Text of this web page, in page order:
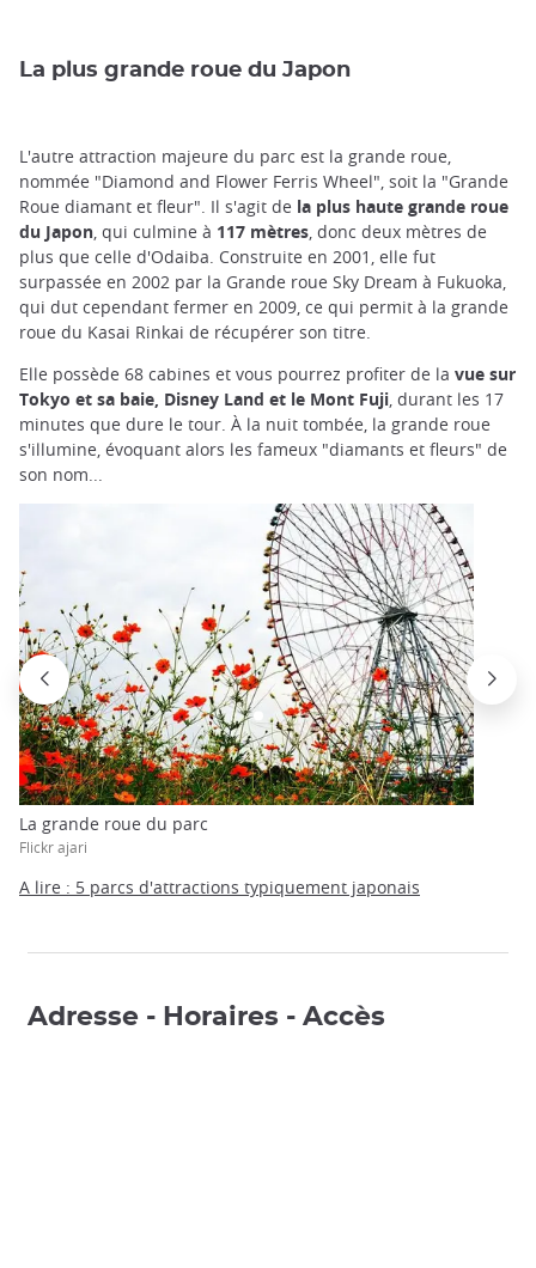
La plus grande roue du Japon
L'autre attraction majeure du parc est la grande roue,
nommée "Diamond and Flower Ferris Wheel", soit la "Grande
Roue diamant et fleur". Il s'agit de la plus haute grande roue
du Japon , qui culmine à 117 mètres , donc deux mètres de
plus que celle d'Odaiba. Construite en 2001, elle fut
surpassée en 2002 par la Grande roue Sky Dream à Fukuoka,
qui dut cependant fermer en 2009, ce qui permit à la grande
roue du Kasai Rinkai de récupérer son titre.
Elle possède 68 cabines et vous pourrez profiter de la vue sur
Tokyo et sa baie, Disney Land et le Mont Fuji , durant les 17
minutes que dure le tour. À la nuit tombée, la grande roue
s'illumine, évoquant alors les fameux "diamants et fleurs" de
son nom...
La grande roue du parc
Flickr ajari
A lire : 5 parcs d'attractions typiquement japonais
Adresse - Horaires - Accès